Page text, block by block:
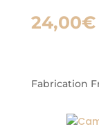
24,00€
Fabrication